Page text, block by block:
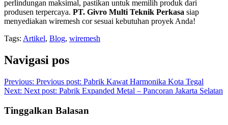
perlindungan maksimal, pastikan untuk memilih produk dari
produsen terpercaya. PT. Givro Multi Teknik Perkasa siap
menyediakan wiremesh cor sesuai kebutuhan proyek Anda!
Tags: Artikel, Blog, wiremesh
Navigasi pos
Previous: Previous post: Pabrik Kawat Harmonika Kota Tegal
Next: Next post: Pabrik Expanded Metal – Pancoran Jakarta Selatan
Tinggalkan Balasan